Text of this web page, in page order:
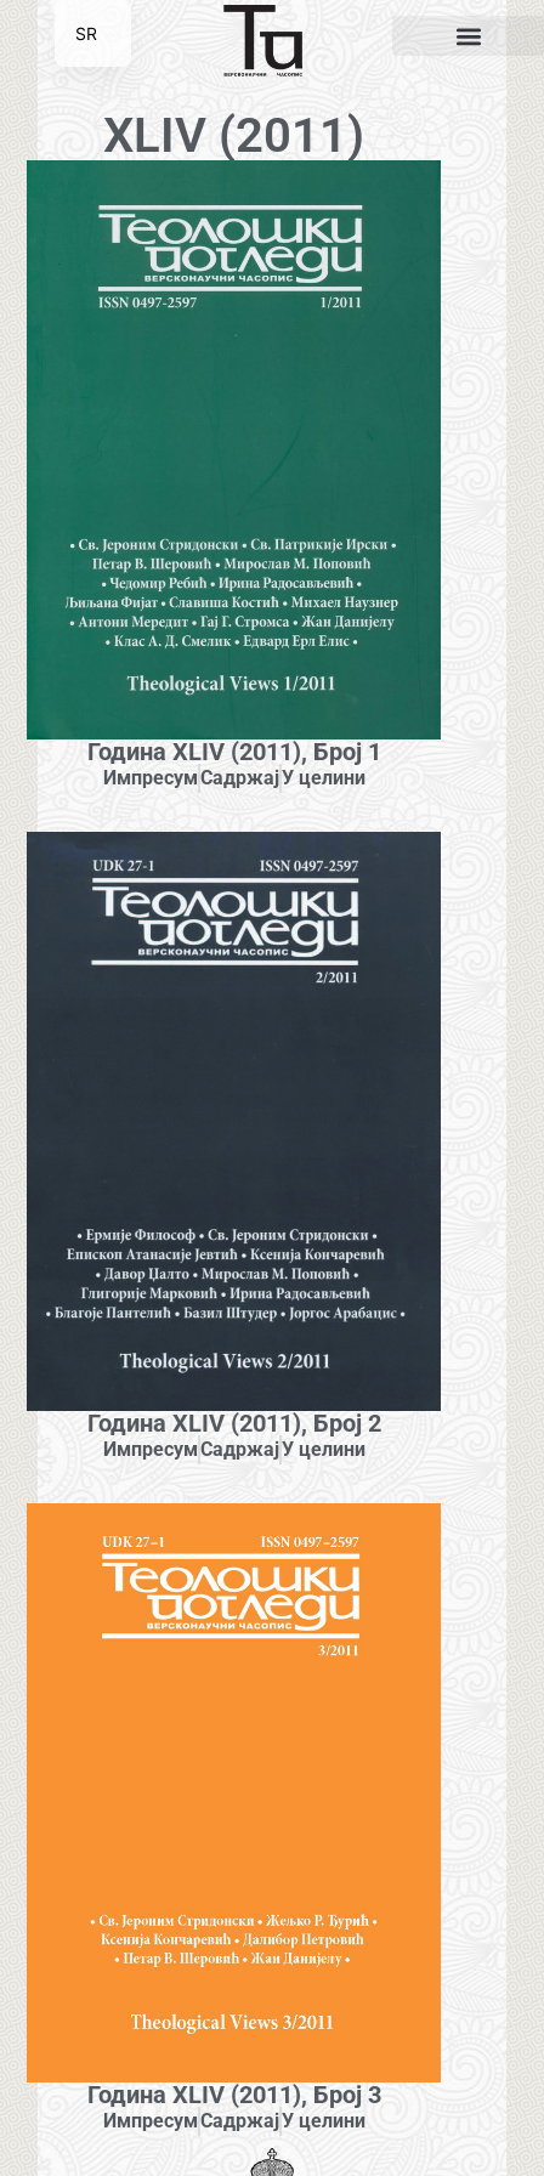
XLIV (2011)
Година XLIV (2011), Број 1
ИмпресумСадржајУ целини
Година XLIV (2011), Број 2
ИмпресумСадржајУ целини
Година XLIV (2011), Број 3
ИмпресумСадржајУ целини
SR
EN